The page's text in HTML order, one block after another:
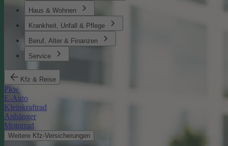
Haus & Wohnen
Krankheit, Unfall & Pflege
Beruf, Alter & Finanzen
Service
Kfz & Reise
Pkw
E-Auto
Kleinkraftrad
Anhänger
Motorrad
Weitere Kfz-Versicherungen